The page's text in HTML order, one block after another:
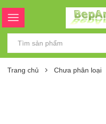
Trang chủ Chưa phân loại